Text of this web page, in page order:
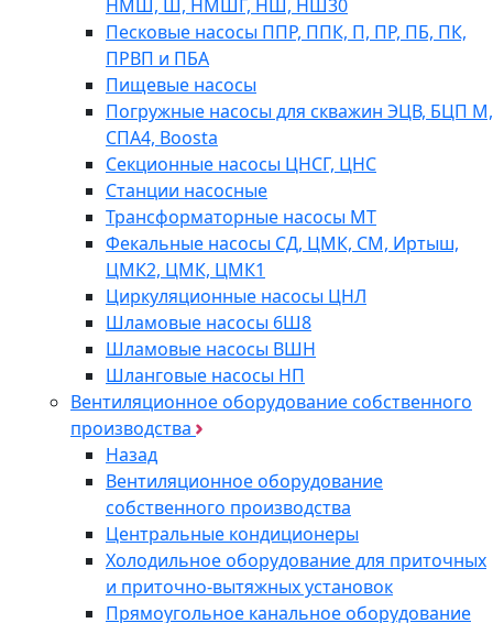
НМШ, Ш, НМШГ, НШ, НШ30
Песковые насосы ППР, ППК, П, ПР, ПБ, ПК,
ПРВП и ПБА
Пищевые насосы
Погружные насосы для скважин ЭЦВ, БЦП М,
СПА4, Boosta
Секционные насосы ЦНСГ, ЦНС
Станции насосные
Трансформаторные насосы МТ
Фекальные насосы СД, ЦМК, СМ, Иртыш,
ЦМК2, ЦМК, ЦМК1
Циркуляционные насосы ЦНЛ
Шламовые насосы 6Ш8
Шламовые насосы ВШН
Шланговые насосы НП
Вентиляционное оборудование собственного
производства
Назад
Вентиляционное оборудование
собственного производства
Центральные кондиционеры
Холодильное оборудование для приточных
и приточно-вытяжных установок
Прямоугольное канальное оборудование